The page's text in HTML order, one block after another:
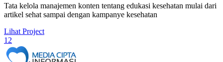
Tata kelola manajemen konten tentang edukasi kesehatan mulai dari
artikel sehat sampai dengan kampanye kesehatan
Lihat Project
1 2